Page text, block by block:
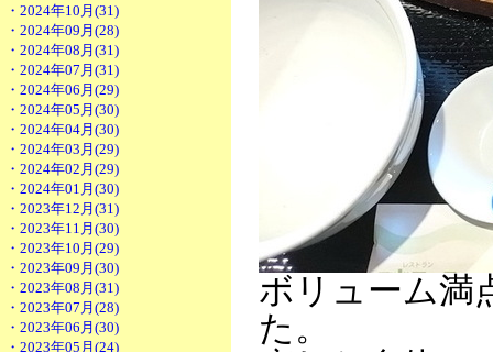
・2024年10月(31)
・2024年09月(28)
・2024年08月(31)
・2024年07月(31)
・2024年06月(29)
・2024年05月(30)
・2024年04月(30)
・2024年03月(29)
・2024年02月(29)
・2024年01月(30)
・2023年12月(31)
・2023年11月(30)
・2023年10月(29)
・2023年09月(30)
・2023年08月(31)
・2023年07月(28)
・2023年06月(30)
・2023年05月(24)
ボリューム満
た。